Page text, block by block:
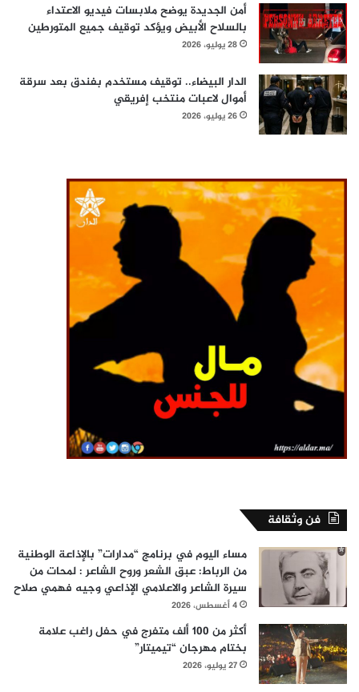
أمن الجديدة يوضح ملابسات فيديو الاعتداء
بالسلاح الأبيض ويؤكد توقيف جميع المتورطين
28 يوليو، 2026
الدار البيضاء.. توقيف مستخدم بفندق بعد سرقة
أموال لاعبات منتخب إفريقي
26 يوليو، 2026
فن وثقافة
مساء اليوم في برنامج “مدارات” بالإذاعة الوطنية
من الرباط: عبق الشعر وروح الشاعر : لمحات من
سيرة الشاعر والاعلامي الإذاعي وجيه فهمي صلاح
4 أغسطس، 2026
أكثر من 100 ألف متفرج في حفل راغب علامة
بختام مهرجان “تيميتار”
27 يوليو، 2026